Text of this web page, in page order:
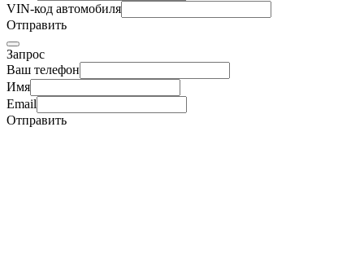
VIN-код автомобиля
Отправить
Запрос
Ваш телефон
Имя
Email
Отправить